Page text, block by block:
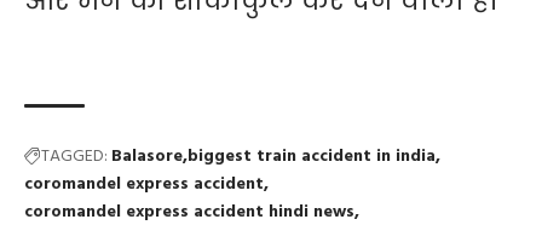
TAGGED: Balasore biggest train accident in india
coromandel express accident
coromandel express accident hindi news